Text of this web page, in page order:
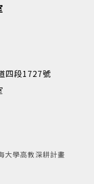
四段1727號
學高教深耕計畫